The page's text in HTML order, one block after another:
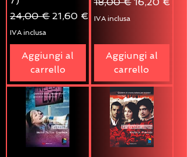
Prezzo regolare
24,00 € Prezzo scontato
21,60 €
IVA inclusa
Aggiungi al
carrello
IVA inclusa
Aggiungi al
carrello